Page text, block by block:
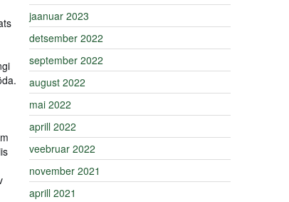
jaanuar 2023
detsember 2022
september 2022
august 2022
mai 2022
aprill 2022
veebruar 2022
november 2021
aprill 2021